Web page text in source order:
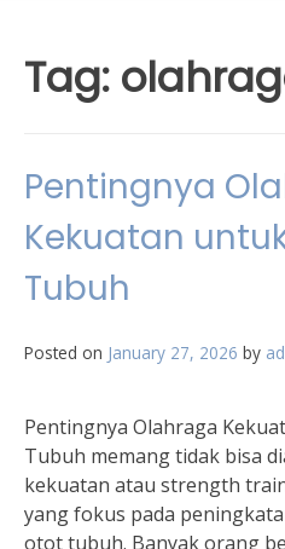
Tag:
Pentingnya
Kekuatan
Tubuh
Posted on January 27, 2026 by
Pentingnya Olahraga
Tubuh memang tidak bisa
kekuatan atau strength
yang fokus pada
otot tubuh. Banyak orang